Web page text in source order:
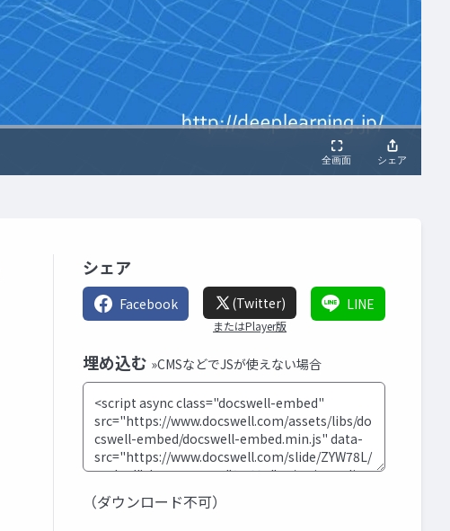
シェア
Facebook (Twitter)
またはPlayer版
LINE
埋め込む »CMSなどでJSが使えない場合
（ダウンロード不可）